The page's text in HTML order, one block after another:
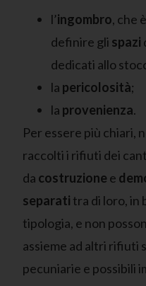
l’ingombro, che
definire gli spazi
dedicati allo
la pericolosità;
la provenienza.
Per essere più chiari,
raccolti i rifiuti dei
da costruzione e
separati tra di loro, in
tipologia, e non
assieme ad altri rifiuti
pecuniarie e possibili